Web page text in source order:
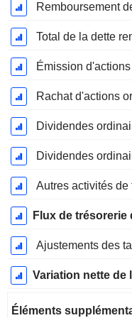
Remboursement
Total de la dette
Émission
Rachat d'actions
Dividendes
Dividendes
Autres activités de
Flux de trésorerie
Ajustements des
Variation nette de
Éléments